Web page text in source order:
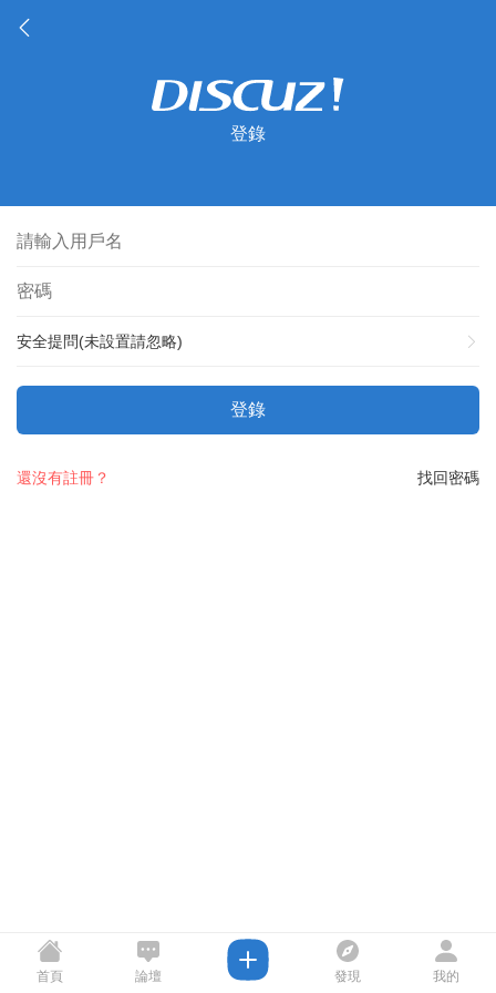
登錄
安全提問(未設置請忽略)
登錄
找回密碼
還沒有註冊？
首頁 論壇 發現 我的